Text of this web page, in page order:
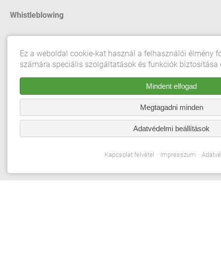
Whistleblowing
Impresszum
Aszf
Ez a weboldal cookie-kat használ a felhasználói élmény
számára speciális szolgáltatások és funkciók biztosítása
Mindent elfogad
Megtagadni minden
Adatvédelmi beállítások
Kapcsolat felvétel Impresszum